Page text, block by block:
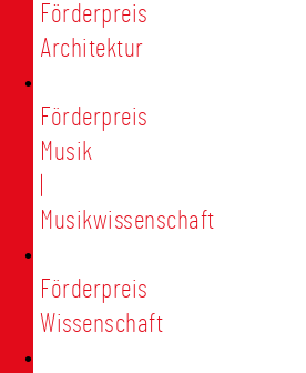
Förderpreis
Architektur
Förderpreis
Musik
Musikwissenschaft
Förderpreis
Wissenschaft